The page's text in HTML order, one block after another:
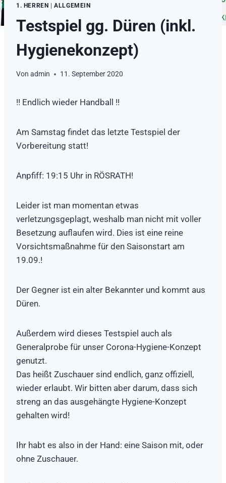
1. HERREN |ALLGEMEIN
Testspiel gg. Düren (inkl.
Hygienekonzept)
Von admin 11. September 2020
!! Endlich wieder Handball !!
Am Samstag findet das letzte Testspiel der
Vorbereitung statt!
Anpfiff: 19:15 Uhr in RÖSRATH!
Leider ist man momentan etwas
verletzungsgeplagt, weshalb man nicht mit voller
Besetzung auflaufen wird. Dies ist eine reine
Vorsichtsmaßnahme für den Saisonstart am
19.09.!
Der Gegner ist ein alter Bekannter und kommt aus
Düren.
Außerdem wird dieses Testspiel auch als
Generalprobe für unser Corona-Hygiene-Konzept
genutzt.
Das heißt Zuschauer sind endlich, ganz offiziell,
wieder erlaubt. Wir bitten aber darum, dass sich
streng an das ausgehängte Hygiene-Konzept
gehalten wird!
Ihr habt es also in der Hand: eine Saison mit, oder
ohne Zuschauer.